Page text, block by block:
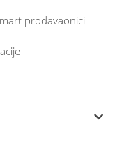
prodavaonici